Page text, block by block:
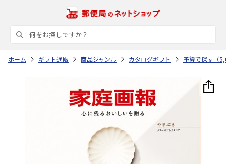
ホーム ギフト通販 商品ジャンル カタログギフト 予算で探す（